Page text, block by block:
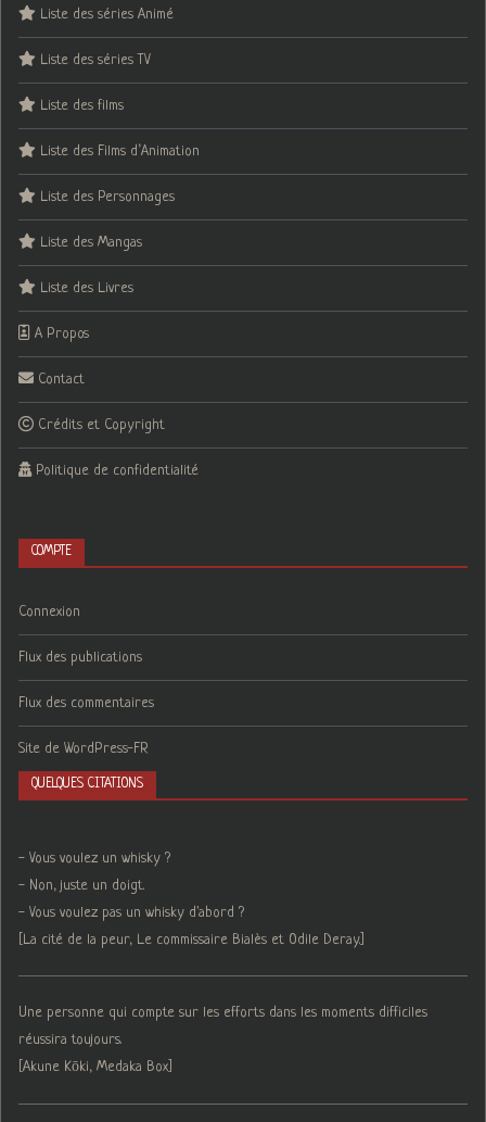
Liste des séries Animé
Liste des séries TV
Liste des films
Liste des Films d’Animation
Liste des Personnages
Liste des Mangas
Liste des Livres
A Propos
Contact
Crédits et Copyright
Politique de confidentialité
COMPTE
Connexion
Flux des publications
Flux des commentaires
Site de WordPress-FR
QUELQUES CITATIONS
- Vous voulez un whisky ?
- Non, juste un doigt.
- Vous voulez pas un whisky d'abord ?
[La cité de la peur, Le commissaire Bialès et Odile Deray.]
Une personne qui compte sur les efforts dans les moments difficiles
réussira toujours.
[Akune Kōki, Medaka Box]